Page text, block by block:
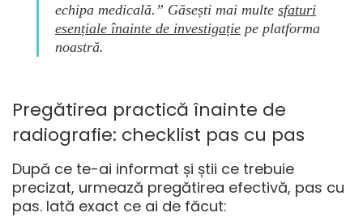
echipa medicală.” Găsești mai multe sfaturi
esențiale înainte de investigație pe platforma
noastră.
Pregătirea practică înainte de
radiografie: checklist pas cu pas
După ce te-ai informat și știi ce trebuie
precizat, urmează pregătirea efectivă, pas cu
pas. Iată exact ce ai de făcut: